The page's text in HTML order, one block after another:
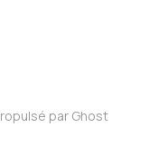
par Ghost